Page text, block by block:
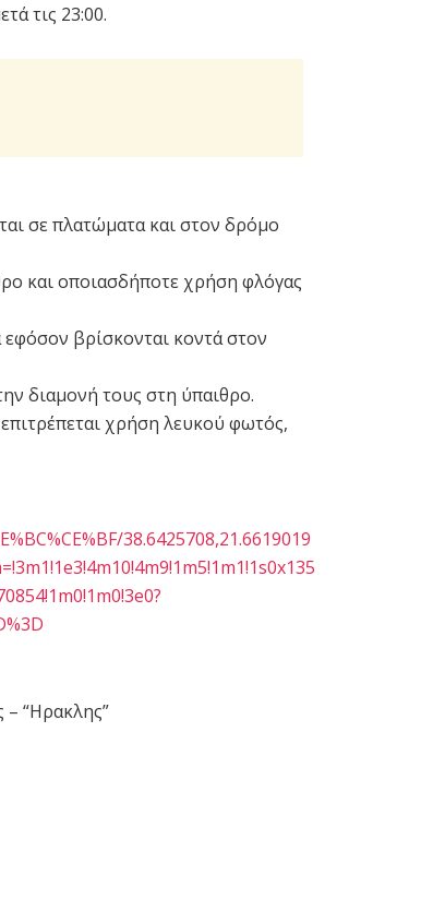
τις 23:00.
σε πλατώματα και στον δρόμο
και οποιασδήποτε χρήση φλόγας
βρίσκονται κοντά στον
διαμονή τους στη ύπαιθρο.
χρήση λευκού φωτός,
38.6425708,21.6619019
– “Ηρακλης”